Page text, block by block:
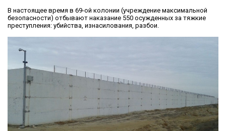
В настоящее время в 69-ой колонии (учреждение максимальной
безопасности) отбывают наказание 550 осужденных за тяжкие
преступления: убийства, изнасилования, разбои.